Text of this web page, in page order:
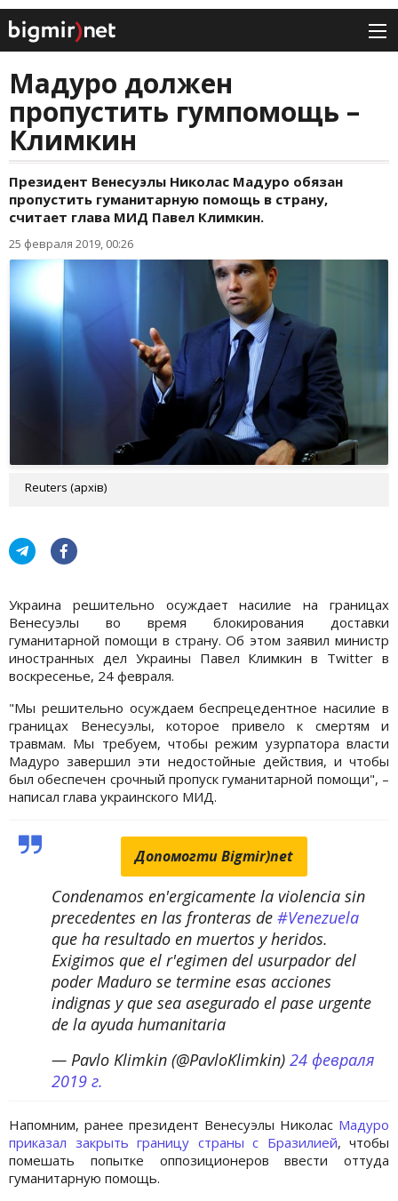
Мадуро должен
пропустить гумпомощь –
Климкин
Президент Венесуэлы Николас Мадуро обязан
пропустить гуманитарную помощь в страну,
считает глава МИД Павел Климкин.
25 февраля 2019, 00:26
Reuters (архів)
Украина решительно осуждает насилие на границах
Венесуэлы во время блокирования доставки
гуманитарной помощи в страну. Об этом заявил министр
иностранных дел Украины Павел Климкин в Twitter в
воскресенье, 24 февраля.
"Мы решительно осуждаем беспрецедентное насилие в
границах Венесуэлы, которое привело к смертям и
травмам. Мы требуем, чтобы режим узурпатора власти
Мадуро завершил эти недостойные действия, и чтобы
был обеспечен срочный пропуск гуманитарной помощи", –
написал глава украинского МИД.
Допомогти Bigmir)net
Condenamos en'ergicamente la violencia sin
precedentes en las fronteras de #Venezuela
que ha resultado en muertos y heridos.
Exigimos que el r'egimen del usurpador del
poder Maduro se termine esas acciones
indignas y que sea asegurado el pase urgente
de la ayuda humanitaria
— Pavlo Klimkin (@PavloKlimkin) 24 февраля
2019 г.
Напомним, ранее президент Венесуэлы Николас Мадуро
приказал закрыть границу страны с Бразилией, чтобы
помешать попытке оппозиционеров ввести оттуда
гуманитарную помощь.